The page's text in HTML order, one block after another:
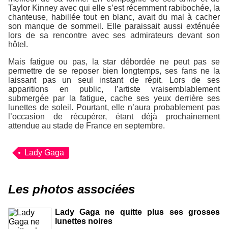
Taylor Kinney avec qui elle s’est récemment rabibochée, la
chanteuse, habillée tout en blanc, avait du mal à cacher
son manque de sommeil. Elle paraissait aussi exténuée
lors de sa rencontre avec ses admirateurs devant son
hôtel.
Mais fatigue ou pas, la star débordée ne peut pas se
permettre de se reposer bien longtemps, ses fans ne la
laissant pas un seul instant de répit. Lors de ses
apparitions en public, l’artiste vraisemblablement
submergée par la fatigue, cache ses yeux derrière ses
lunettes de soleil. Pourtant, elle n’aura probablement pas
l’occasion de récupérer, étant déjà prochainement
attendue au stade de France en septembre.
Lady Gaga
Les photos associées
Lady Gaga ne quitte plus ses grosses
lunettes noires